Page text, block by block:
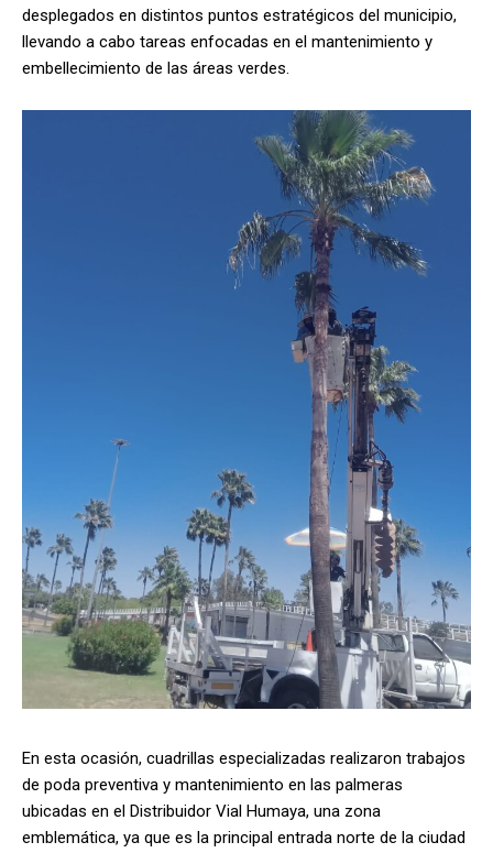
desplegados en distintos puntos estratégicos del municipio,
llevando a cabo tareas enfocadas en el mantenimiento y
embellecimiento de las áreas verdes.
En esta ocasión, cuadrillas especializadas realizaron trabajos
de poda preventiva y mantenimiento en las palmeras
ubicadas en el Distribuidor Vial Humaya, una zona
emblemática, ya que es la principal entrada norte de la ciudad